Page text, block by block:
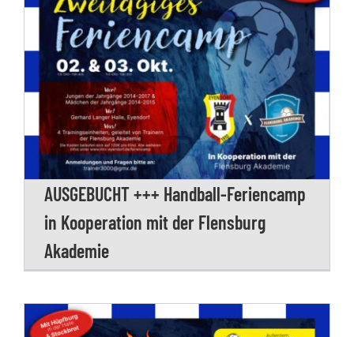
AUSGEBUCHT +++ Handball-Feriencamp
in Kooperation mit der Flensburg
Akademie